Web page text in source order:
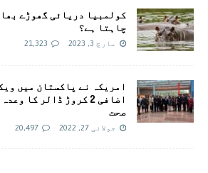
کولمبیا دریائی گھوڑے
چاہتا ہے؟
مارچ 3, 2023 21,323
امريکہ نے پاکستان میں
اضافی 2 کروڑ ڈالر کا
صحت
جولائی 27, 2022 20,497